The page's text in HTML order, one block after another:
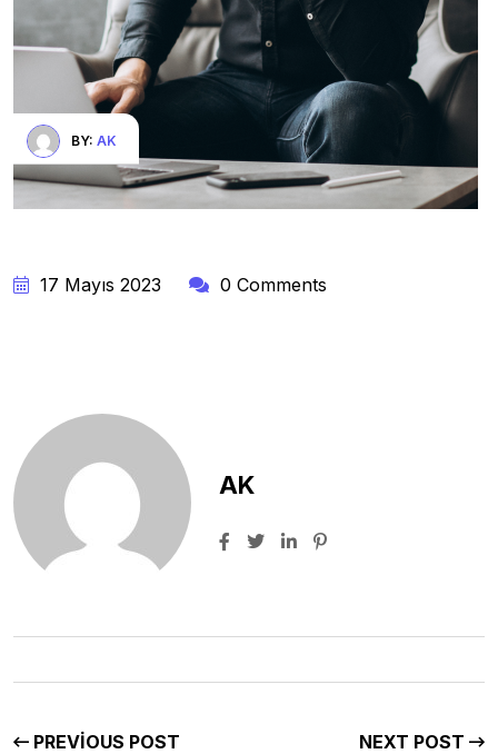
BY: AK
17 Mayıs 2023 0 Comments
AK
PREVIOUS POST NEXT POST